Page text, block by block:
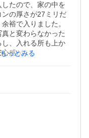
たので、家の中を
の厚さが27ミリだ
裕で入りました。
と変わらなかった
、入れる所も上か
感がありますね。
もっとみる